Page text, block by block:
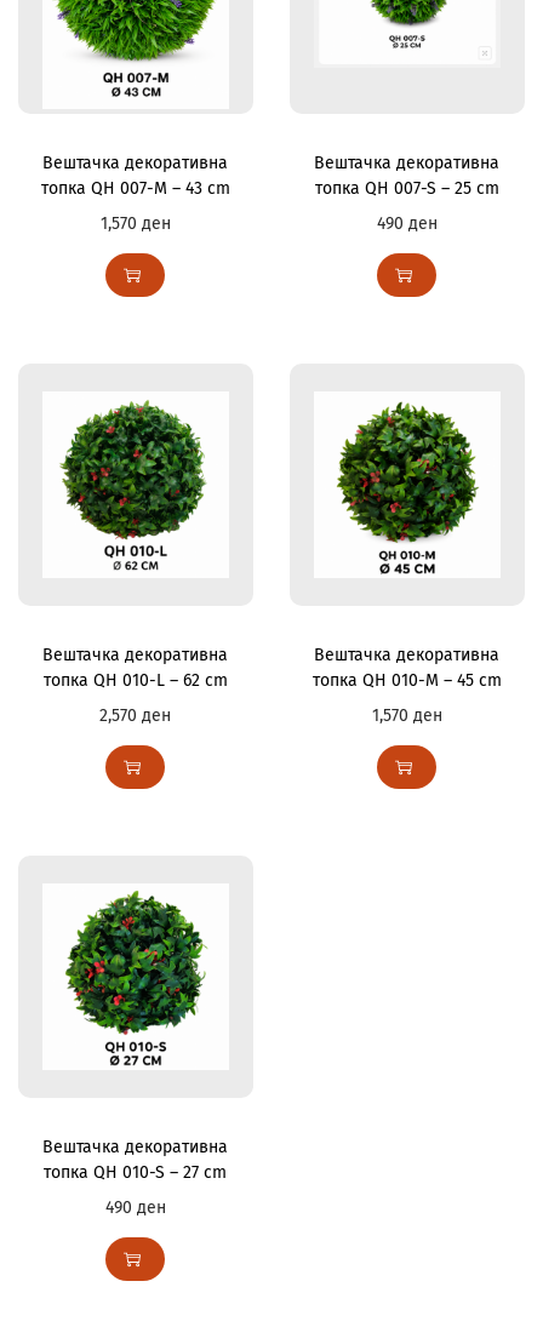
Вештачка декоративна
топка QH 007-M – 43 cm
1,570 ден
Вештачка декоративна
топка QH 007-S – 25 cm
490 ден
Вештачка декоративна
топка QH 010-L – 62 cm
2,570ден
Вештачка декоративна
топка QH 010-M – 45 cm
1,570 ден
Вештачка декоративна
топка QH 010-S – 27 cm
490 ден